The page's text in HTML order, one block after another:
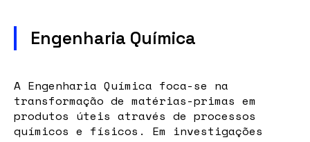
Engenharia Química
A Engenharia Química foca-se na
transformação de matérias-primas em
produtos úteis através de processos
químicos e físicos. Em investigações